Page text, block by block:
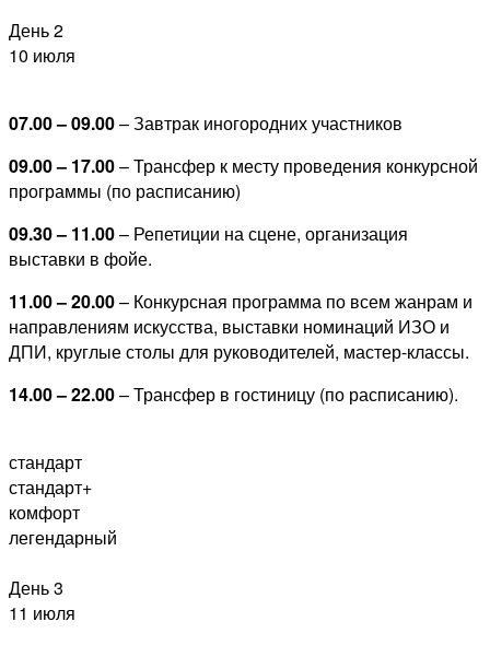
День 2
10 июля
07.00 – 09.00– Завтрак иногородних участников
09.00 – 17.00– Трансфер к месту проведения конкурсной
программы (по расписанию)
09.30 – 11.00– Репетиции на сцене, организация
выставки в фойе.
11.00 – 20.00– Конкурсная программа по всем жанрам и
направлениям искусства, выставки номинаций ИЗО и
ДПИ, круглые столы для руководителей, мастер-классы.
14.00 – 22.00– Трансфер в гостиницу (по расписанию).
стандарт
стандарт+
комфорт
легендарный
День 3
11 июля